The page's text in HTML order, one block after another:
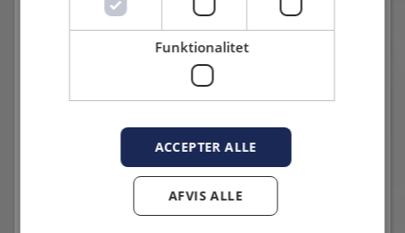
Telefonnummer
E-mail
Tegnet beløb
Registreringen er nødvendig for korrekt opdatering af
både betaling og registreringsoplysninger er modtaget og
tegningen er accepteret af selskabets bestyrelse.
Har du spørgsmål, er du velkommen til at kontakte:
Funktionalitet
ACCEPTER ALLE
AFVIS ALLE